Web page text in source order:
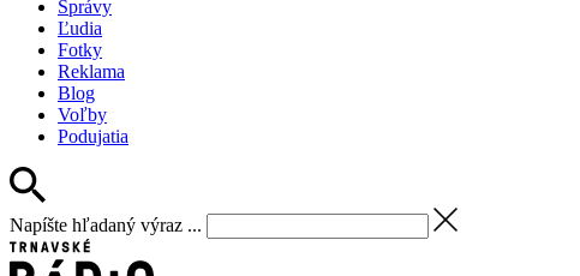
Správy
Ľudia
Fotky
Reklama
Blog
Voľby
Podujatia
Napíšte hľadaný výraz ...